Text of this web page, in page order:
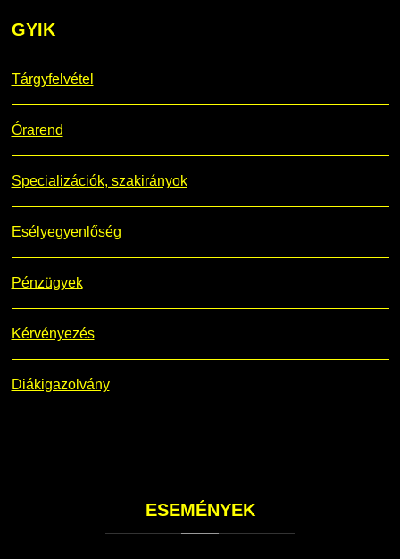
GYIK
Tárgyfelvétel
Órarend
Specializációk, szakirányok
Esélyegyenlőség
Pénzügyek
Kérvényezés
Diákigazolvány
ESEMÉNYEK